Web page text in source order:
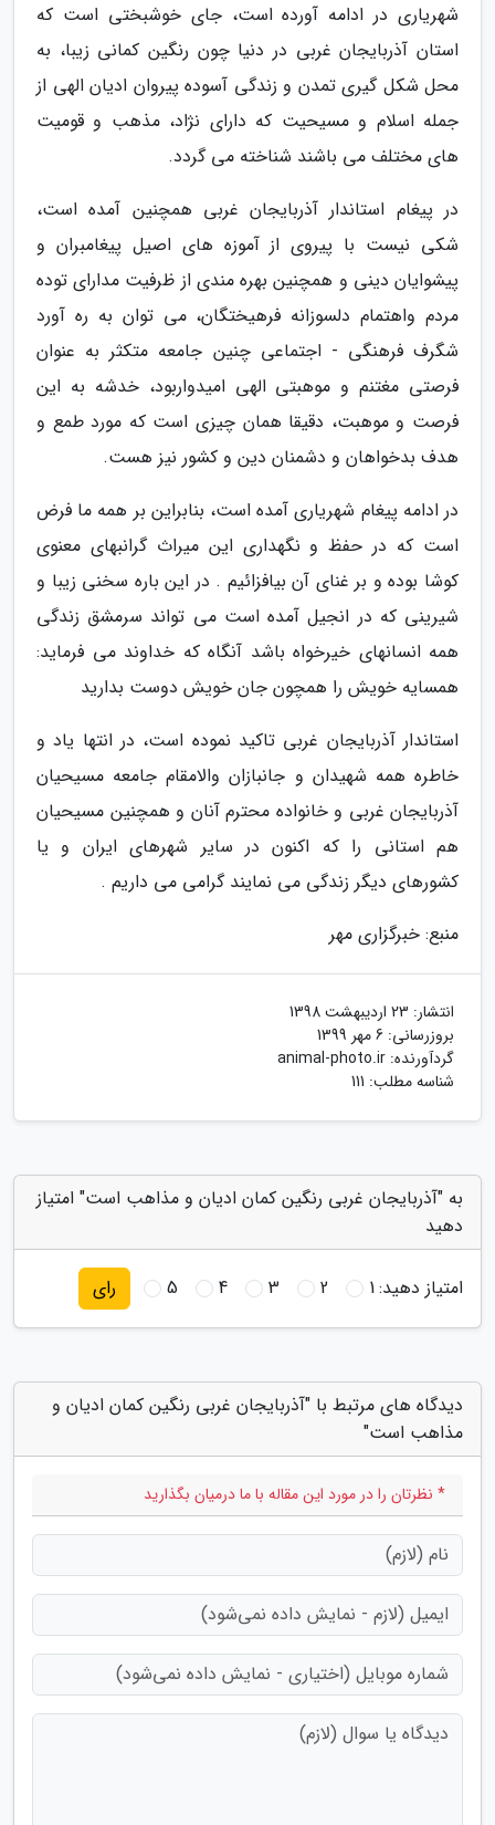
شهریاری در ادامه آورده است، جای خوشبختی است که
استان آذربایجان غربی در دنیا چون رنگین کمانی زیبا، به
محل شکل گیری تمدن و زندگی آسوده پیروان ادیان الهی از
جمله اسلام و مسیحیت که دارای نژاد، مذهب و قومیت
های مختلف می باشند شناخته می گردد.
در پیغام استاندار آذربایجان غربی همچنین آمده است،
شکی نیست با پیروی از آموزه های اصیل پیغامبران و
پیشوایان دینی و همچنین بهره مندی از ظرفیت مدارای توده
مردم واهتمام دلسوزانه فرهیختگان، می توان به ره آورد
شگرف فرهنگی - اجتماعی چنین جامعه متکثر به عنوان
فرصتی مغتنم و موهبتی الهی امیدواربود، خدشه به این
فرصت و موهبت، دقیقا همان چیزی است که مورد طمع و
هدف بدخواهان و دشمنان دین و کشور نیز هست.
در ادامه پیغام شهریاری آمده است، بنابراین بر همه ما فرض
است که در حفظ و نگهداری این میراث گرانبهای معنوی
کوشا بوده و بر غنای آن بیافزائیم . در این باره سخنی زیبا و
شیرینی که در انجیل آمده است می تواند سرمشق زندگی
همه انسانهای خیرخواه باشد آنگاه که خداوند می فرماید:
همسایه خویش را همچون جان خویش دوست بدارید
استاندار آذربایجان غربی تاکید نموده است، در انتها یاد و
خاطره همه شهیدان و جانبازان والامقام جامعه مسیحیان
آذربایجان غربی و خانواده محترم آنان و همچنین مسیحیان
هم استانی را که اکنون در سایر شهرهای ایران و یا
کشورهای دیگر زندگی می نمایند گرامی می داریم .
منبع: خبرگزاری مهر
انتشار: 23 اردیبهشت 1398
بروزرسانی: 6 مهر 1399
گردآورنده: animal-photo.ir
شناسه مطلب: 111
به "آذربایجان غربی رنگین کمان ادیان و مذاهب است" امتیاز
دهید
امتیاز دهید:1
2
3
4
5 رای
دیدگاه های مرتبط با "آذربایجان غربی رنگین کمان ادیان و
مذاهب است"
* نظرتان را در مورد این مقاله با ما درمیان بگذارید